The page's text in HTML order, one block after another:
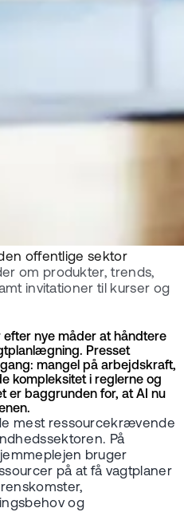
offentlige sektor
om produkter, trends,
invitationer til kurser og
nye måder at håndtere
Presset
mangel på arbejdskraft,
kompleksitet i reglerne og
er baggrunden for, at AI nu
mest ressourcekrævende
På
bruger
på at få vagtplaner
og